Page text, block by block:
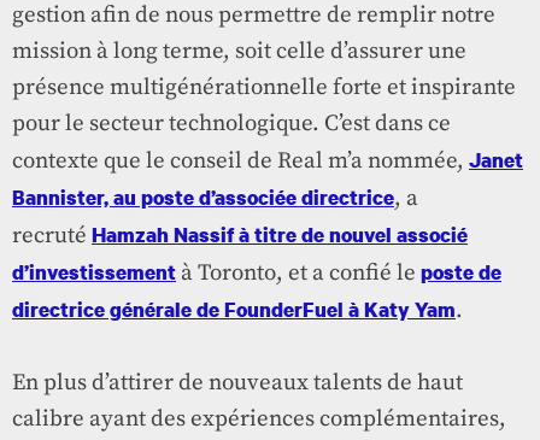
gestion afin de nous permettre de remplir notre
mission à long terme, soit celle d’assurer une
présence multigénérationnelle forte et inspirante
pour le secteur technologique. C’est dans ce
contexte que le conseil de Real m’a nommée, Janet
Bannister, au poste d’associée directrice, a
recruté Hamzah Nassif à titre de nouvel associé
d’investissement à Toronto, et a confié le poste de
directrice générale de FounderFuel à Katy Yam.
En plus d’attirer de nouveaux talents de haut
calibre ayant des expériences complémentaires,